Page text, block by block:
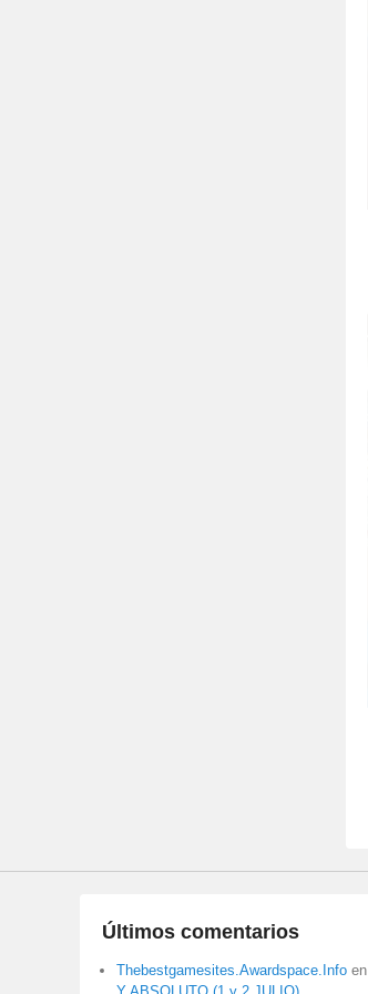
Últimos comentarios
Thebestgamesites.Awardspace.Info en